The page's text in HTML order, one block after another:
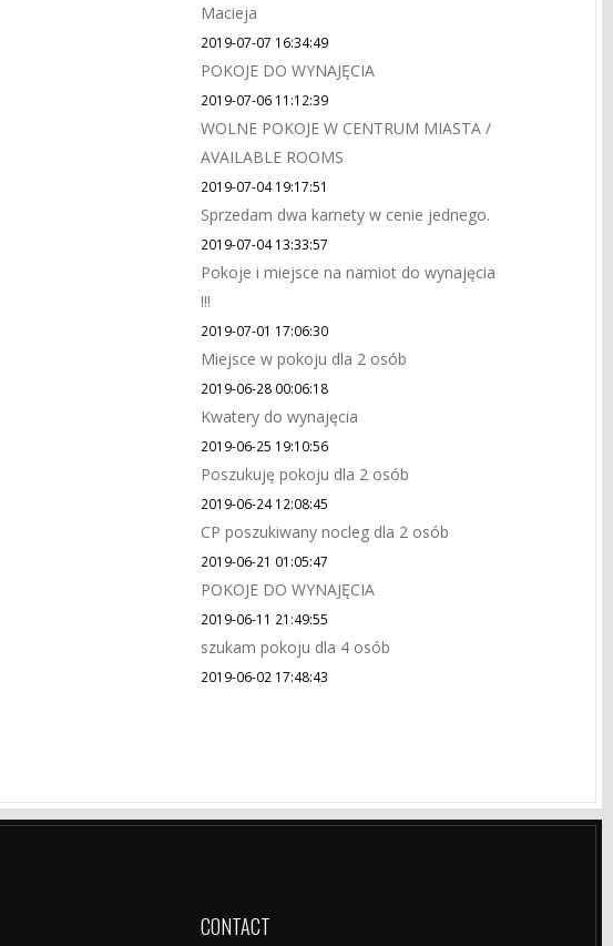
Macieja
2019-07-07 16:34:49
POKOJE DO WYNAJĘCIA
2019-07-06 11:12:39
WOLNE POKOJE W CENTRUM MIASTA /
AVAILABLE ROOMS
2019-07-04 19:17:51
Sprzedam dwa karnety w cenie jednego.
2019-07-04 13:33:57
Pokoje i miejsce na namiot do wynajęcia
!!!
2019-07-01 17:06:30
Miejsce w pokoju dla 2 osób
2019-06-28 00:06:18
Kwatery do wynajęcia
2019-06-25 19:10:56
Poszukuję pokoju dla 2 osób
2019-06-24 12:08:45
CP poszukiwany nocleg dla 2 osób
2019-06-21 01:05:47
POKOJE DO WYNAJĘCIA
2019-06-11 21:49:55
szukam pokoju dla 4 osób
2019-06-02 17:48:43
CONTACT